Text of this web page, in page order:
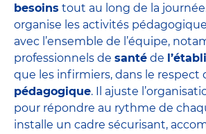
besoins tout au long de la
organise les activités
avec l’ensemble de l’équipe,
professionnels de santé de
que les infirmiers, dans le respect
pédagogique. Il ajuste
pour répondre au rythme de
installe un cadre sécurisant,